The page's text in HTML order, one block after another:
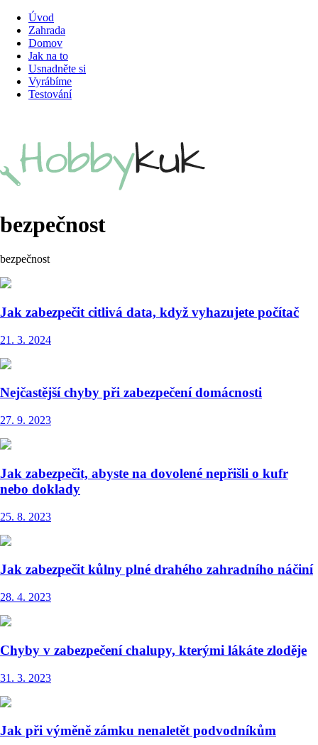
Úvod
Zahrada
Domov
Jak na to
Usnadněte si
Vyrábíme
Testování
bezpečnost
bezpečnost
Jak zabezpečit citlivá data, když vyhazujete počítač
21. 3. 2024
Nejčastější chyby při zabezpečení domácnosti
27. 9. 2023
Jak zabezpečit, abyste na dovolené nepřišli o kufr
nebo doklady
25. 8. 2023
Jak zabezpečit kůlny plné drahého zahradního náčiní
28. 4. 2023
Chyby v zabezpečení chalupy, kterými lákáte zloděje
31. 3. 2023
Jak při výměně zámku nenaletět podvodníkům